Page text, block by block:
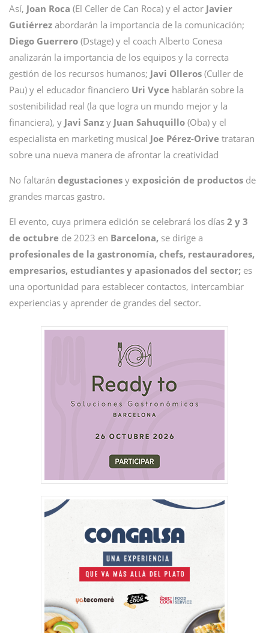
Así, Joan Roca (El Celler de Can Roca) y el actor Javier
Gutiérrez abordarán la importancia de la comunicación;
Diego Guerrero (Dstage) y el coach Alberto Conesa
analizarán la importancia de los equipos y la correcta
gestión de los recursos humanos; Javi Olleros (Culler de
Pau) y el educador financiero Uri Vyce hablarán sobre la
sostenibilidad real (la que logra un mundo mejor y la
financiera), y Javi Sanz y Juan Sahuquillo (Oba) y el
especialista en marketing musical Joe Pérez-Orive trataran
sobre una nueva manera de afrontar la creatividad
No faltarán degustaciones y exposición de productos de
grandes marcas gastro.
El evento, cuya primera edición se celebrará los días 2 y 3
de octubre de 2023 en Barcelona, se dirige a
profesionales de la gastronomía, chefs, restauradores,
empresarios, estudiantes y apasionados del sector; es
una oportunidad para establecer contactos, intercambiar
experiencias y aprender de grandes del sector.